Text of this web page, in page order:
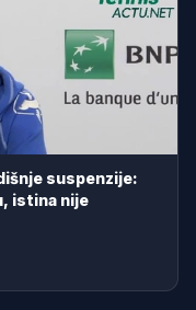
suspenzije:
istina nije